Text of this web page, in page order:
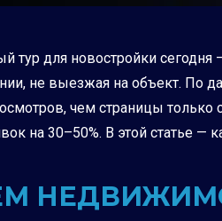
тур для новостройки
не выезжая на объект. По
чем страницы только
на 30–50%. В этой статье —